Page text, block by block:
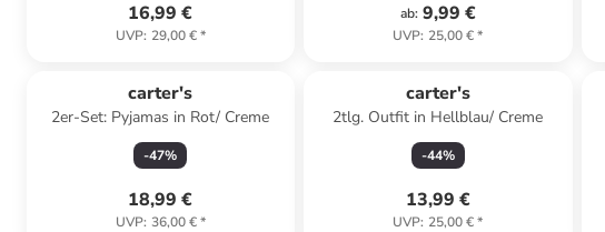
16,99 €
UVP: 29,00 €*
ab: 9,99 €
UVP: 25,00 €*
carter's
2er-Set: Pyjamas in Rot/ Creme
-47%
18,99 €
UVP: 36,00 €*
carter's
2tlg. Outfit in Hellblau/ Creme
-44%
13,99 €
UVP: 25,00 €*